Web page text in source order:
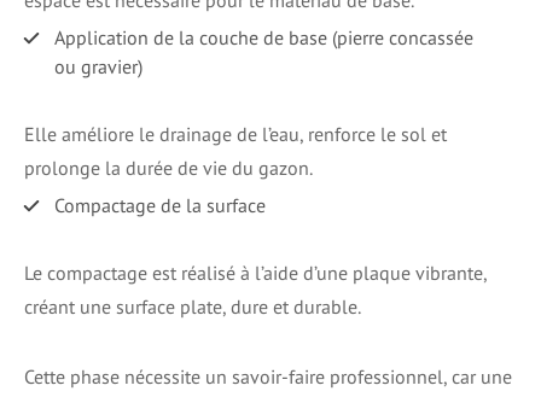
Application de la couche de base (pierre concassée
ou gravier)
Elle améliore le drainage de l’eau, renforce le sol et
prolonge la durée de vie du gazon.
Compactage de la surface
Le compactage est réalisé à l’aide d’une plaque vibrante,
créant une surface plate, dure et durable.
Cette phase nécessite un savoir-faire professionnel, car une